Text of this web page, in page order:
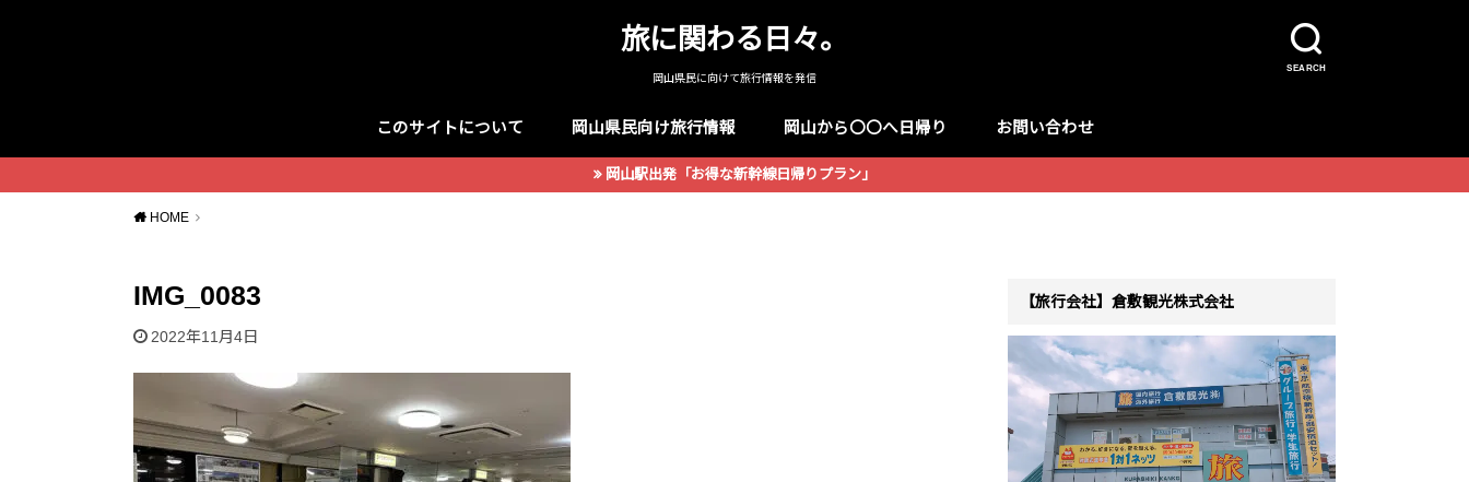
SEARCH
旅に関わる日々。
岡山県民に向けて旅行情報を発信
このサイトについて 岡山県民向け旅行情報 岡山から〇〇へ日帰り お問い合わせ
岡山駅出発「お得な新幹線日帰りプラン」
HOME
IMG_0083
2022年11月4日
【旅行会社】倉敷観光株式会社